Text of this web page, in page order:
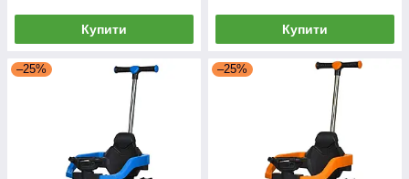
Купити Купити
–25% –25%